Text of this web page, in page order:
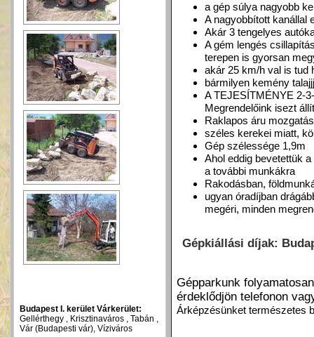
Budapest I. kerület Várkerület:
Gellérthegy , Krisztinaváros , Tabán ,
Vár (Budapesti vár), Víziváros
a gép súlya nagyobb
A nagyobbított kanállal
Akár 3 tengelyes
A gém lengés
terepen is gyorsan
akár 25 km/h val is tud
bármilyen kemény
A TEJESÍTMÉNYE 2-
Megrendelőink isezt
Raklapos áru
széles kerekei miatt,
Gép szélessége 1,9m
Ahol eddig bevetettük
a további munkákra
Rakodásban,
ugyan óradíjban
megéri, minden
Gépkiállási díjak:
Gépparkunk
érdeklődjön telefonon
Árképzésünket természetes